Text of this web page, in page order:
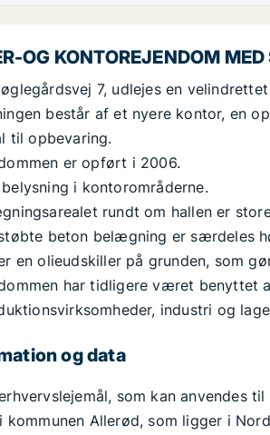
OG KONTOREJENDOM
7, udlejes en
består af et nyere kontor, en
til opbevaring.
er opført i 2006.
belysning i kontorområderne.
rundt om hallen er
beton belægning er særdeles
en olieudskiller på grunden, som
har tidligere været benyttet
industri og
og data
som kan anvendes
kommunen Allerød, som ligger i